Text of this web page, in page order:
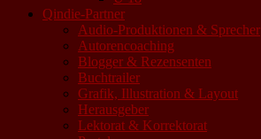
Qindie-Partner
Audio-Produktionen & Sprecher
Autorencoaching
Blogger & Rezensenten
Buchtrailer
Grafik, Illustration & Layout
Herausgeber
Lektorat & Korrektorat